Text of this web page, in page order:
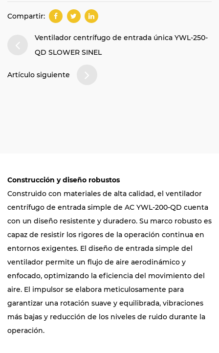
Compartir:
Ventilador centrífugo de entrada única YWL-250-
QD SLOWER SINEL
Artículo siguiente
Construcción y diseño robustos
Construido con materiales de alta calidad, el ventilador
centrífugo de entrada simple de AC YWL-200-QD cuenta
con un diseño resistente y duradero. Su marco robusto es
capaz de resistir los rigores de la operación continua en
entornos exigentes. El diseño de entrada simple del
ventilador permite un flujo de aire aerodinámico y
enfocado, optimizando la eficiencia del movimiento del
aire. El impulsor se elabora meticulosamente para
garantizar una rotación suave y equilibrada, vibraciones
más bajas y reducción de los niveles de ruido durante la
operación.